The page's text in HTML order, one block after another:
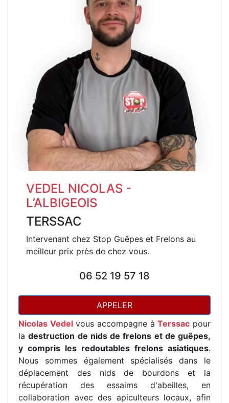
VEDEL NICOLAS -
L’ALBIGEOIS
TERSSAC
Intervenant chez Stop Guêpes et Frelons au
meilleur prix près de chez vous.
06 52 19 57 18
APPELER
Nicolas Vedelvous accompagne àTerssac pour
ladestruction de nids de frelons et de guêpes,
y compris les redoutables frelons asiatiques.
Nous sommes également spécialisés dans le
déplacement des nids de bourdons et la
récupération des essaims d'abeilles, en
collaboration avec des apiculteurs locaux, afin